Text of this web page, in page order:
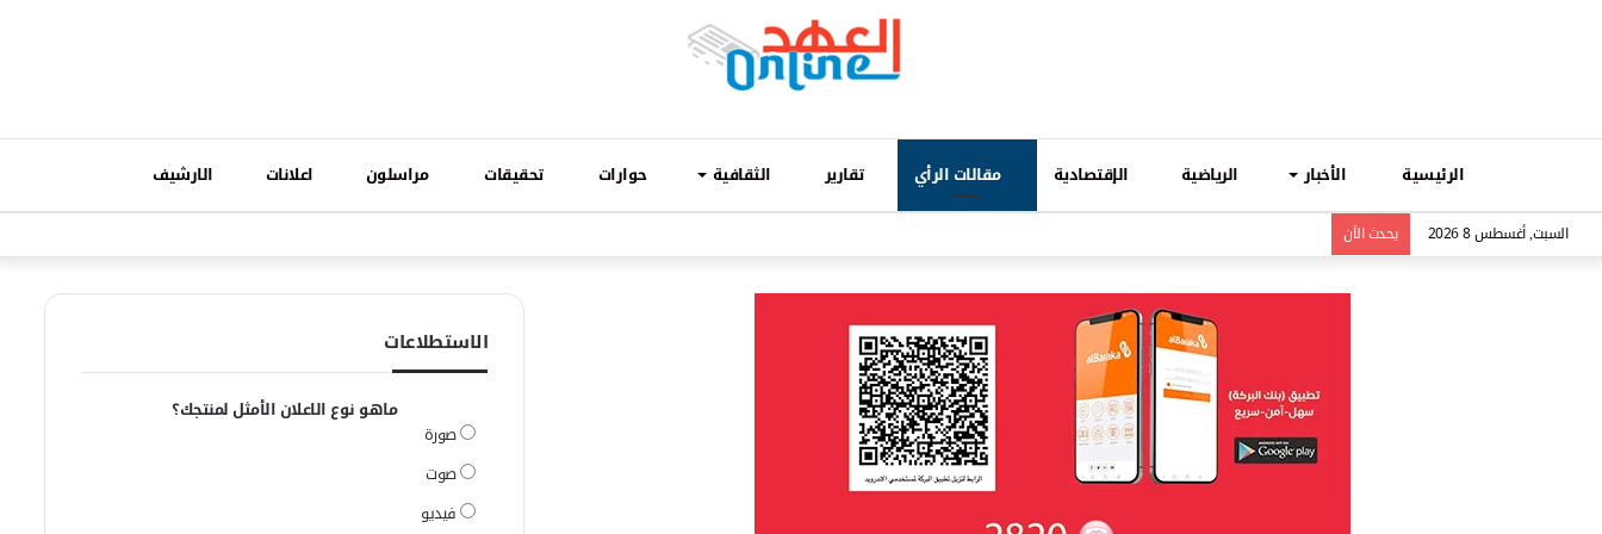
الرئيسية الأخبار الرياضية الإقتصادية مقالات الرأي تقارير الثقافية حوارات تحقيقات مراسلون اعلانات الارشيف
السبت, أغسطس 8 2026 يحدث الاَن
الاستطلاعات
ماهو نوع الاعلان الأمثل لمنتجك؟
صورة
صوت
فيديو